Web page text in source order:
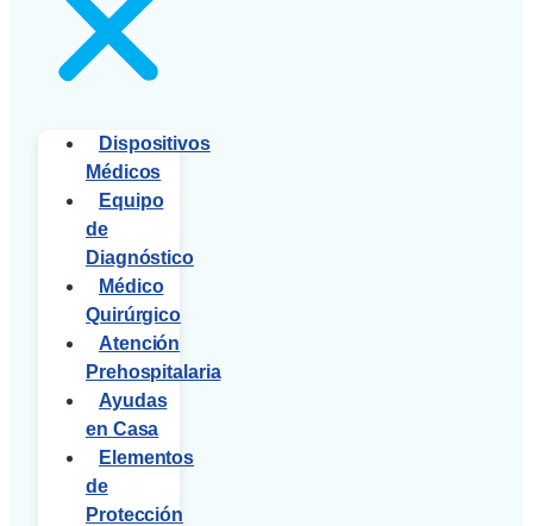
Dispositivos
Médicos
Equipo
de
Diagnóstico
Médico
Quirúrgico
Atención
Prehospitalaria
Ayudas
en Casa
Elementos
de
Protección